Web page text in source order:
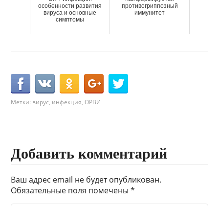
особенности развития
вируса и основные
симптомы
противогриппозный
иммунитет
Метки: вирус, инфекция,ОРВИ
Добавить комментарий
Ваш адрес email не будет опубликован.
Обязательные поля помечены*